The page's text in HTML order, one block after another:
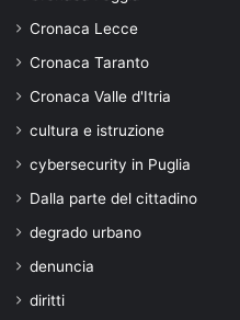
Cronaca Lecce
Cronaca Taranto
Cronaca Valle d'Itria
cultura e istruzione
cybersecurity in Puglia
Dalla parte del cittadino
degrado urbano
denuncia
diritti